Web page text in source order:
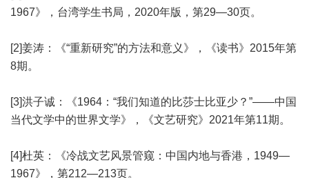
1967》，台湾学生书局，2020年版，第29—30页。
[2]姜涛：《“重新研究”的方法和意义》，《读书》2015年第
8期。
[3]洪子诚：《1964：“我们知道的比莎士比亚少？”——中国
当代文学中的世界文学》，《文艺研究》2021年第11期。
[4]杜英：《冷战文艺风景管窥：中国内地与香港，1949—
1967》，第212—213页。